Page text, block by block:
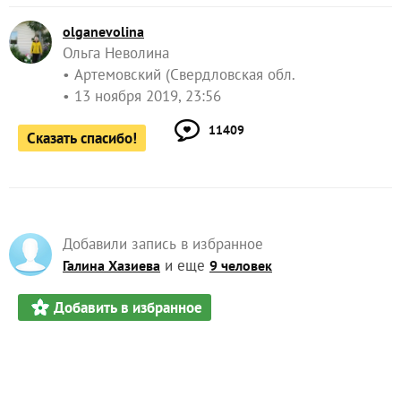
olganevolina
Ольга Неволина
Артемовский (Свердловская обл.
13 ноября 2019, 23:56
Сказать спасибо! 11409
Добавили запись в избранное
Галина Хазиева и еще 9 человек
Добавить в избранное